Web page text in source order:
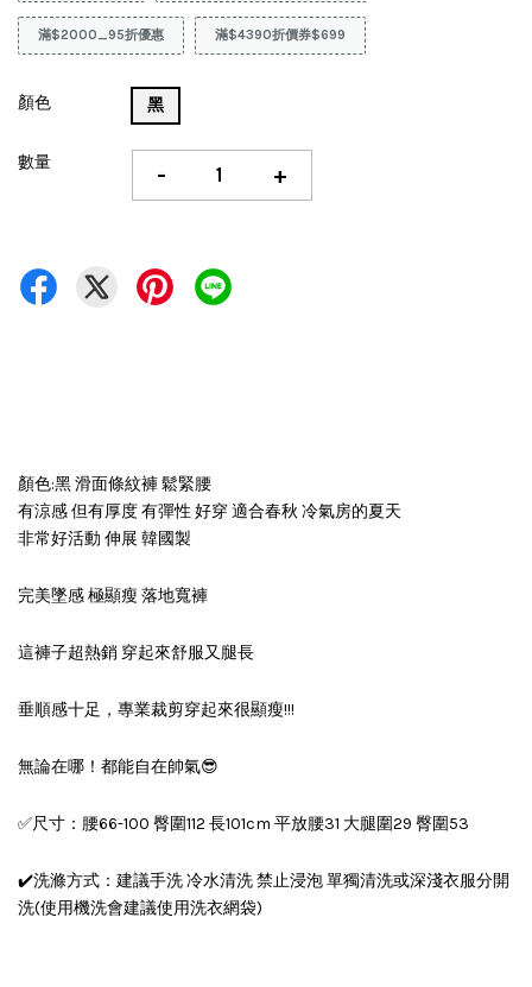
滿$2000_95折優惠 滿$4390折價券$699
顏色 黑
數量 - +
顏色:黑 滑面條紋褲 鬆緊腰
有涼感 但有厚度 有彈性 好穿 適合春秋 冷氣房的夏天
非常好活動 伸展 韓國製
完美墜感 極顯瘦 落地寬褲
這褲子超熱銷 穿起來舒服又腿長
垂順感十足，專業裁剪穿起來很顯瘦!!!
無論在哪！都能自在帥氣😎
✅尺寸：腰66-100 臀圍112 長101cm 平放腰31 大腿圍29 臀圍53
✔️洗滌方式：建議手洗 冷水清洗 禁止浸泡 單獨清洗或深淺衣服分開
洗(使用機洗會建議使用洗衣網袋)